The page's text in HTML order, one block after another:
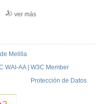
ver más
Melilla
WAI-AA | W3C Member
Protección de Datos